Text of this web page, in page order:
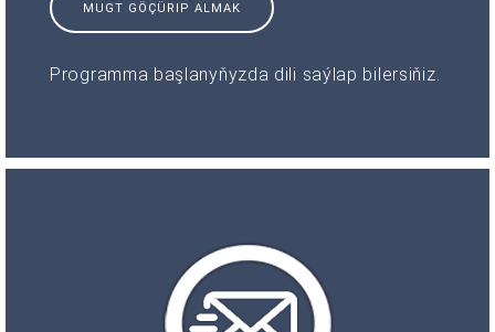
MUGT GÖÇÜRIP ALMAK
Programma başlanyňyzda dili saýlap bilersiňiz.